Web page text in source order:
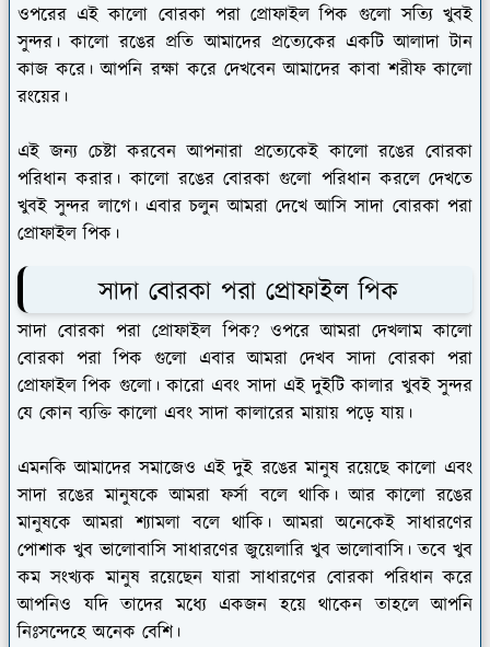
ওপরের এই কালো বোরকা পরা প্রোফাইল পিক গুলো সত্যি খুবই
সুন্দর। কালো রঙের প্রতি আমাদের প্রত্যেকের একটি আলাদা টান
কাজ করে। আপনি রক্ষা করে দেখবেন আমাদের কাবা শরীফ কালো
রংয়ের।
এই জন্য চেষ্টা করবেন আপনারা প্রত্যেকেই কালো রঙের বোরকা
পরিধান করার। কালো রঙের বোরকা গুলো পরিধান করলে দেখতে
খুবই সুন্দর লাগে। এবার চলুন আমরা দেখে আসি সাদা বোরকা পরা
প্রোফাইল পিক।
সাদা বোরকা পরা প্রোফাইল পিক
সাদা বোরকা পরা প্রোফাইল পিক? ওপরে আমরা দেখলাম কালো
বোরকা পরা পিক গুলো এবার আমরা দেখব সাদা বোরকা পরা
প্রোফাইল পিক গুলো। কারো এবং সাদা এই দুইটি কালার খুবই সুন্দর
যে কোন ব্যক্তি কালো এবং সাদা কালারের মায়ায় পড়ে যায়।
এমনকি আমাদের সমাজেও এই দুই রঙের মানুষ রয়েছে কালো এবং
সাদা রঙের মানুষকে আমরা ফর্সা বলে থাকি। আর কালো রঙের
মানুষকে আমরা শ্যামলা বলে থাকি। আমরা অনেকেই সাধারণের
পোশাক খুব ভালোবাসি সাধারণের জুয়েলারি খুব ভালোবাসি। তবে খুব
কম সংখ্যক মানুষ রয়েছেন যারা সাধারণের বোরকা পরিধান করে
আপনিও যদি তাদের মধ্যে একজন হয়ে থাকেন তাহলে আপনি
নিঃসন্দেহে অনেক বেশি।